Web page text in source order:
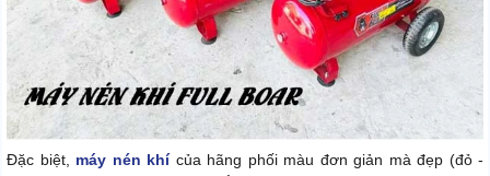
Đặc biệt, máy nén khícủa hãng phối màu đơn giản mà đẹp (đỏ -